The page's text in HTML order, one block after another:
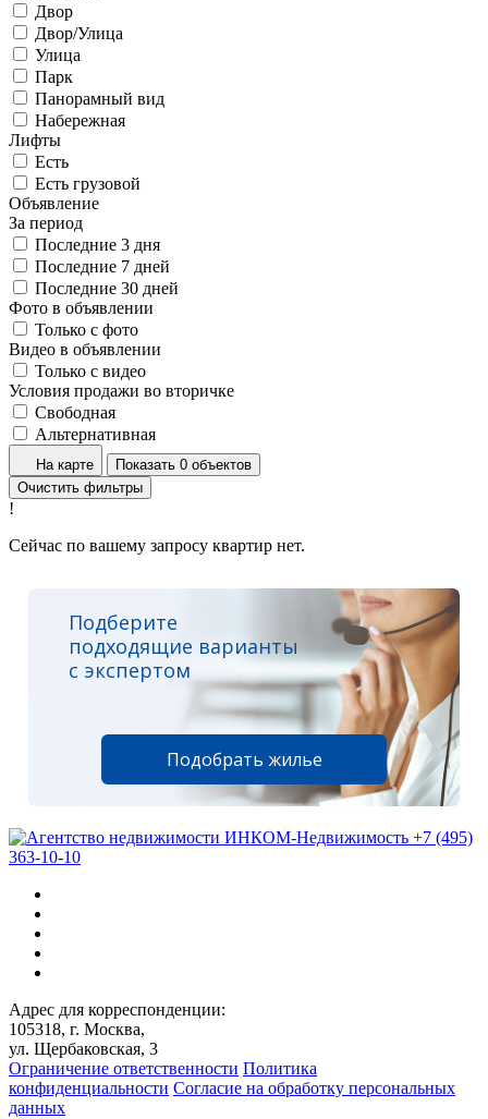
Двор
Двор/Улица
Улица
Парк
Панорамный вид
Набережная
Лифты
Есть
Есть грузовой
Объявление
За период
Последние 3 дня
Последние 7 дней
Последние 30 дней
Фото в объявлении
Только с фото
Видео в объявлении
Только с видео
Условия продажи во вторичке
Свободная
Альтернативная
На карте
Показать 0 объектов
Очистить фильтры
!
Сейчас по вашему запросу квартир нет.
Подберите
подходящие варианты
с экспертом
Подобрать жилье
+7 (495)
363-10-10
Адрес для корреспонденции:
105318, г. Москва,
ул. Щербаковская, 3
Ограничение ответственности Политика
конфиденциальности Согласие на обработку персональных
данных